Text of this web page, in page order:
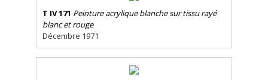
T IV 171 Peinture acrylique blanche sur tissu rayé
blanc et rouge
Décembre 1971